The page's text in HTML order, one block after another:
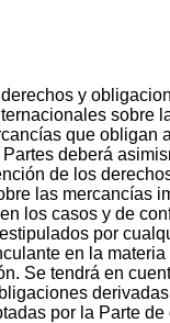
y
sobre
que obligan
deberá
de los
las mercancías
los casos y de
por
en la materia
Se tendrá en
por la Parte de